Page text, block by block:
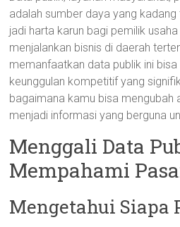
adalah sumber daya yang
jadi harta karun bagi pemilik
menjalankan bisnis di daerah
memanfaatkan data publik ini
keunggulan kompetitif yang
bagaimana kamu bisa mengubah
menjadi informasi yang berguna
Menggali Data
Mempahami
Mengetahui Siapa